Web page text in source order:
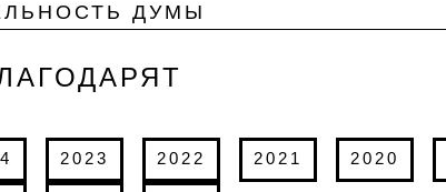
ДУМЫ
2023 2022 2021 2020